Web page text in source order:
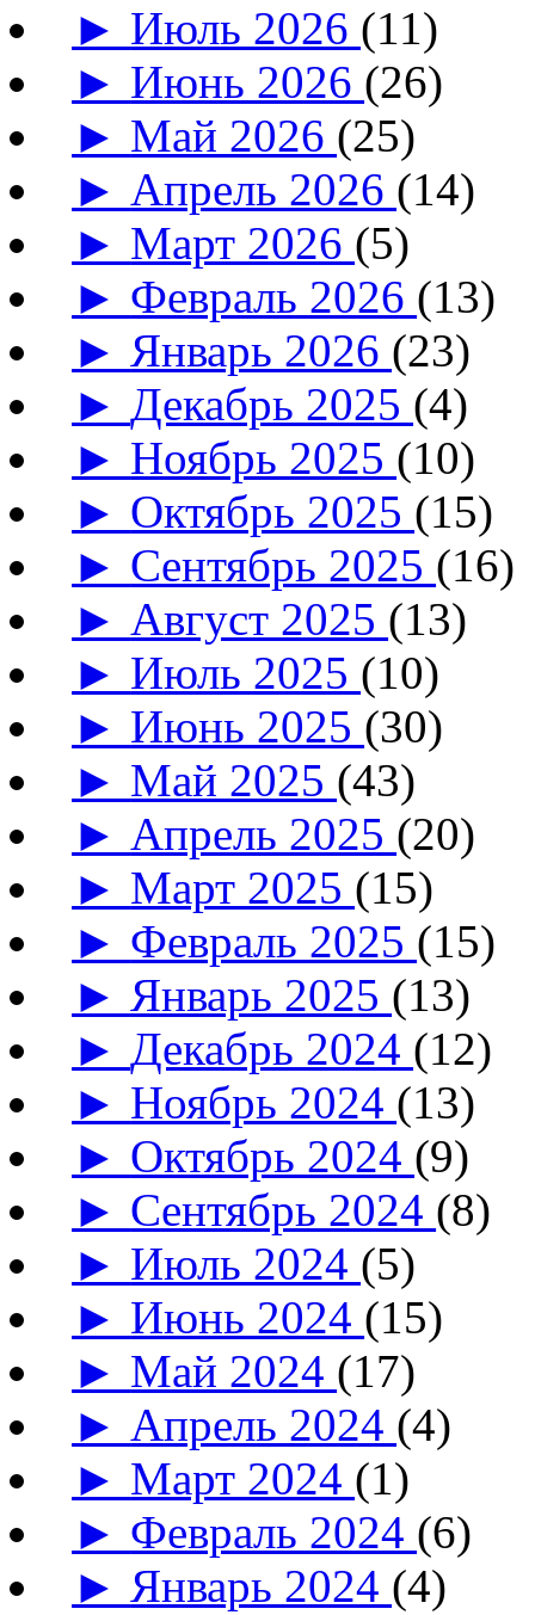
► Июль 2026 (11)
► Июнь 2026 (26)
► Май 2026 (25)
► Апрель 2026 (14)
► Март 2026 (5)
► Февраль 2026 (13)
► Январь 2026 (23)
►Декабрь 2025 (4)
► Ноябрь 2025 (10)
► Октябрь 2025 (15)
► Сентябрь 2025 (16)
► Август 2025 (13)
► Июль 2025 (10)
► Июнь 2025 (30)
► Май 2025 (43)
► Апрель 2025 (20)
► Март 2025 (15)
► Февраль 2025 (15)
► Январь 2025 (13)
►Декабрь 2024 (12)
► Ноябрь 2024 (13)
► Октябрь 2024 (9)
► Сентябрь 2024 (8)
► Июль 2024 (5)
► Июнь 2024 (15)
► Май 2024 (17)
► Апрель 2024 (4)
► Март 2024 (1)
► Февраль 2024 (6)
► Январь 2024 (4)